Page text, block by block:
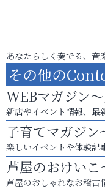
あなたらしく奏でる、音
その他の
WEBマガジン
新店やイベント情報、最
子育てマガジ
楽しいイベントや体験記
芦屋のおけい
芦屋のおしゃれなお稽古